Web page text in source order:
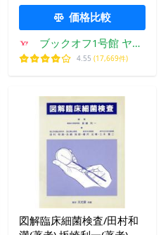
価格比較
ブックオフ1号館 ヤフ
ーショッピング店
4.55 (17,669件)
図解臨床細菌検査/田村和